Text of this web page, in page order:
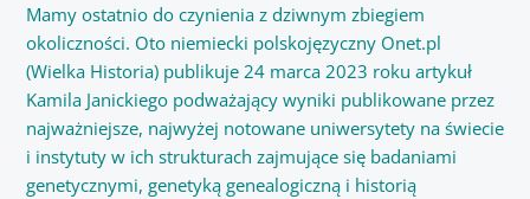
Mamy ostatnio do czynienia z dziwnym zbiegiem
okoliczności. Oto niemiecki polskojęzyczny Onet.pl
(Wielka Historia) publikuje 24 marca 2023 roku artykuł
Kamila Janickiego podważający wyniki publikowane przez
najważniejsze, najwyżej notowane uniwersytety na świecie
i instytuty w ich strukturach zajmujące się badaniami
genetycznymi, genetyką genealogiczną i historią